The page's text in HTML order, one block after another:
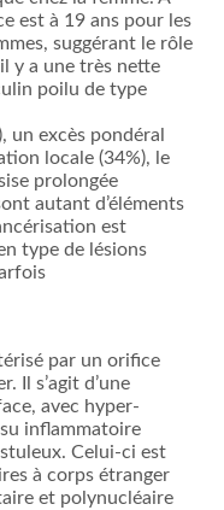
est à 19 ans pour les
suggérant le rôle
y a une très nette
poilu de type
un excès pondéral
locale (34%), le
prolongée
autant d’éléments
est
type de lésions
par un orifice
Il s’agit d’une
avec hyper-
inflammatoire
Celui-ci est
à corps étranger
et polynucléaire